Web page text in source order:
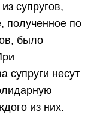
супругов,
полученное по
было
супруги несут
из них.